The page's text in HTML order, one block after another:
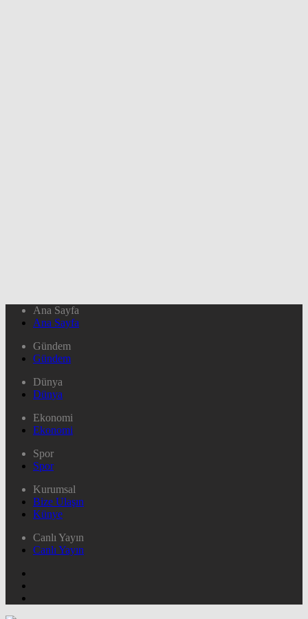
Ana Sayfa
Ana Sayfa
Gündem
Gündem
Dünya
Dünya
Ekonomi
Ekonomi
Spor
Spor
Kurumsal
Bize Ulaşın
Künye
Canlı Yayın
Canlı Yayın